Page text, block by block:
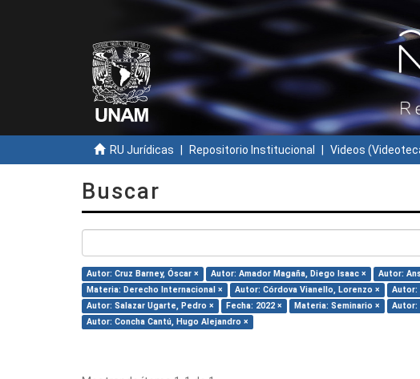
RU Jurídicas Repositorio Institucional Videos
Buscar
Autor: Cruz Barney, Óscar × Autor: Amador Magaña, Diego Isaac × Autor:
Materia: Derecho Internacional ×
Autor: Córdova Vianello, Lorenzo × Autor:
Autor: Salazar Ugarte, Pedro ×
Fecha: 2022 × Materia: Seminario × Autor:
Autor: Concha Cantú, Hugo Alejandro ×